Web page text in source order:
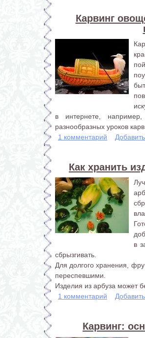
Карвинг
в интернете,
разнообразных уроков
1 комментарий
Как хранить
в
сбрызгивать.
Для долгого хранения,
переспевшими.
Изделия из арбуза может
1 комментарий
Карвинг: